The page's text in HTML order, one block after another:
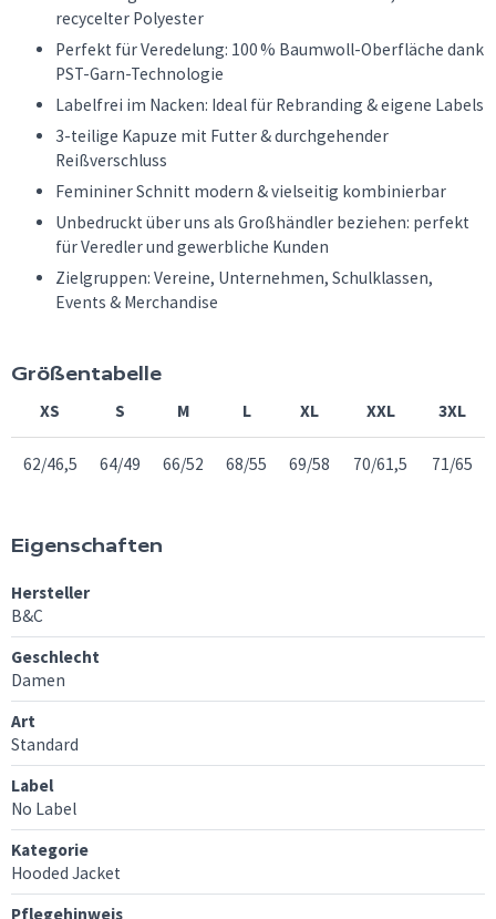
recycelter Polyester
Perfekt für Veredelung: 100 % Baumwoll-Oberfläche dank
PST-Garn-Technologie
Labelfrei im Nacken: Ideal für Rebranding & eigene Labels
3-teilige Kapuze mit Futter & durchgehender
Reißverschluss
Femininer Schnitt modern & vielseitig kombinierbar
Unbedruckt über uns als Großhändler beziehen: perfekt
für Veredler und gewerbliche Kunden
Zielgruppen: Vereine, Unternehmen, Schulklassen,
Events & Merchandise
Größentabelle
XS S M L XL XXL 3XL
62/46,5 64/49 66/52 68/55 69/58 70/61,5 71/65
Eigenschaften
Hersteller
B&C
Geschlecht
Damen
Art
Standard
Label
No Label
Kategorie
Hooded Jacket
Pflegehinweis